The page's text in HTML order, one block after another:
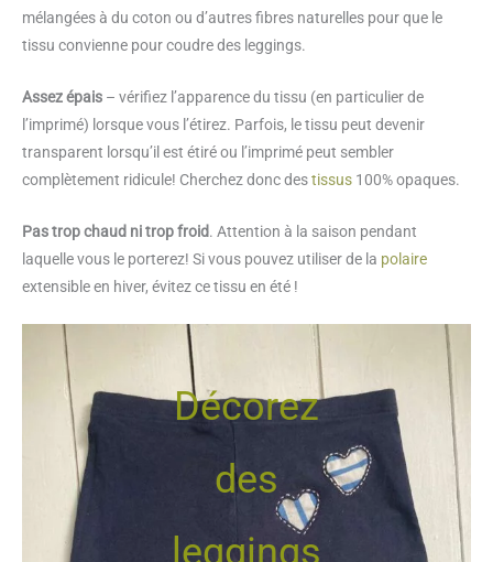
mélangées à du coton ou d’autres fibres naturelles pour que le
tissu convienne pour coudre des leggings.
Assez épais – vérifiez l’apparence du tissu (en particulier de
l’imprimé) lorsque vous l’étirez. Parfois, le tissu peut devenir
transparent lorsqu’il est étiré ou l’imprimé peut sembler
complètement ridicule! Cherchez donc destissus 100% opaques.
Pas trop chaud ni trop froid. Attention à la saison pendant
laquelle vous le porterez! Si vous pouvez utiliser de la polaire
extensible en hiver, évitez ce tissu en été !
Décorez
des
leggings